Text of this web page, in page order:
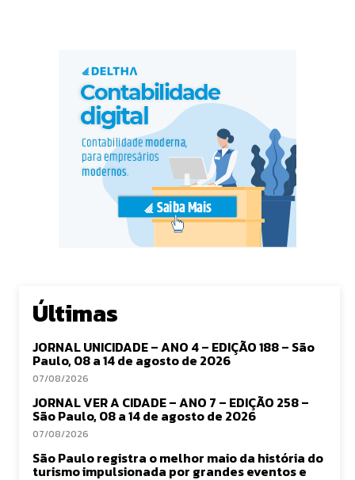
Últimas
JORNAL UNICIDADE – ANO 4 – EDIÇÃO 188 – São
Paulo, 08 a 14 de agosto de 2026
07/08/2026
JORNAL VER A CIDADE – ANO 7 – EDIÇÃO 258 –
São Paulo, 08 a 14 de agosto de 2026
07/08/2026
São Paulo registra o melhor maio da história do
turismo impulsionada por grandes eventos e